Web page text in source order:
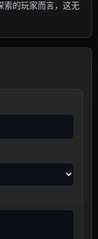
索的玩家而言，这无